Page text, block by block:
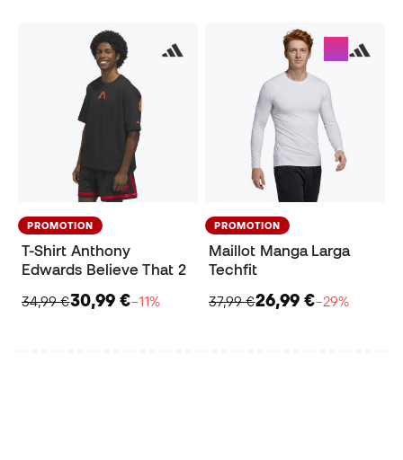
PROMOTION
T-Shirt Anthony
Edwards Believe That 2
34,99 €30,99 €−11%
PROMOTION
Maillot Manga Larga
Techfit
37,99 €26,99 €−29%